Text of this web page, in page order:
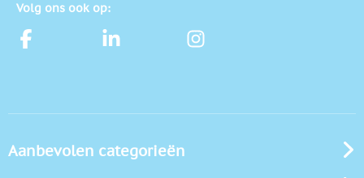
Volg ons ook op:
Aanbevolen categorieën